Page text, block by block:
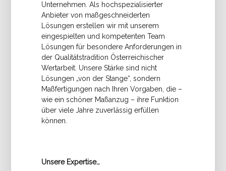
Unternehmen. Als hochspezialisierter
Anbieter von maßgeschneiderten
Lösungen erstellen wir mit unserem
eingespielten und kompetenten Team
Lösungen für besondere Anforderungen in
der Qualitätstradition Österreichischer
Wertarbeit. Unsere Stärke sind nicht
Lösungen „von der Stange“, sondern
Maßfertigungen nach Ihren Vorgaben, die –
wie ein schöner Maßanzug – ihre Funktion
über viele Jahre zuverlässig erfüllen
können.
Unsere Expertise…